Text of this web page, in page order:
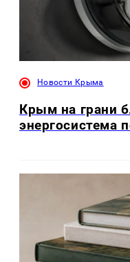
Новости Крыма
Крым на грани
энергосистема